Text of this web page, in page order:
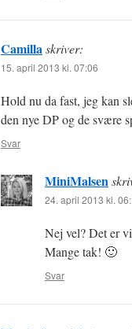
Camillaskriver:
15. april 2013 kl. 07:06
Hold nu da fast, jeg kan
den nye DP og de svære
Svar
MiniMalsen
24. april 2013 kl.
Nej vel? Det er
Mange tak! 🙂
Svar